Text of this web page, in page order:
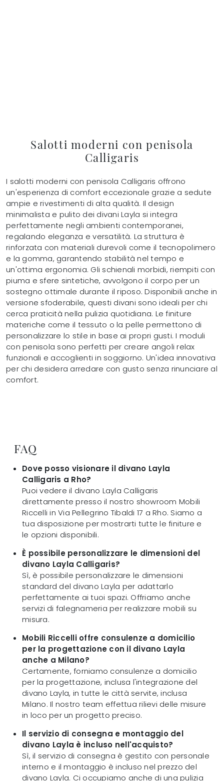
Salotti moderni con penisola
Calligaris
I salotti moderni con penisola Calligaris offrono
un'esperienza di comfort eccezionale grazie a sedute
ampie e rivestimenti di alta qualità. Il design
minimalista e pulito dei divani Layla si integra
perfettamente negli ambienti contemporanei,
regalando eleganza e versatilità. La struttura è
rinforzata con materiali durevoli come il tecnopolimero
e la gomma, garantendo stabilità nel tempo e
un'ottima ergonomia. Gli schienali morbidi, riempiti con
piuma e sfere sintetiche, avvolgono il corpo per un
sostegno ottimale durante il riposo. Disponibili anche in
versione sfoderabile, questi divani sono ideali per chi
cerca praticità nella pulizia quotidiana. Le finiture
materiche come il tessuto o la pelle permettono di
personalizzare lo stile in base ai propri gusti. I moduli
con penisola sono perfetti per creare angoli relax
funzionali e accoglienti in soggiorno. Un'idea innovativa
per chi desidera arredare con gusto senza rinunciare al
comfort.
FAQ
Dove posso visionare il divano Layla
Calligaris a Rho?
Puoi vedere il divano Layla Calligaris
direttamente presso il nostro showroom Mobili
Riccelli in Via Pellegrino Tibaldi 17 a Rho. Siamo a
tua disposizione per mostrarti tutte le finiture e
le opzioni disponibili.
È possibile personalizzare le dimensioni del
divano Layla Calligaris?
Sì, è possibile personalizzare le dimensioni
standard del divano Layla per adattarlo
perfettamente ai tuoi spazi. Offriamo anche
servizi di falegnameria per realizzare mobili su
misura.
Mobili Riccelli offre consulenze a domicilio
per la progettazione con il divano Layla
anche a Milano?
Certamente, forniamo consulenze a domicilio
per la progettazione, inclusa l'integrazione del
divano Layla, in tutte le città servite, inclusa
Milano. Il nostro team effettua rilievi delle misure
in loco per un progetto preciso.
Il servizio di consegna e montaggio del
divano Layla è incluso nell'acquisto?
Sì, il servizio di consegna è gestito con personale
interno e il montaggio è incluso nel prezzo del
divano Layla. Ci occupiamo anche di una pulizia